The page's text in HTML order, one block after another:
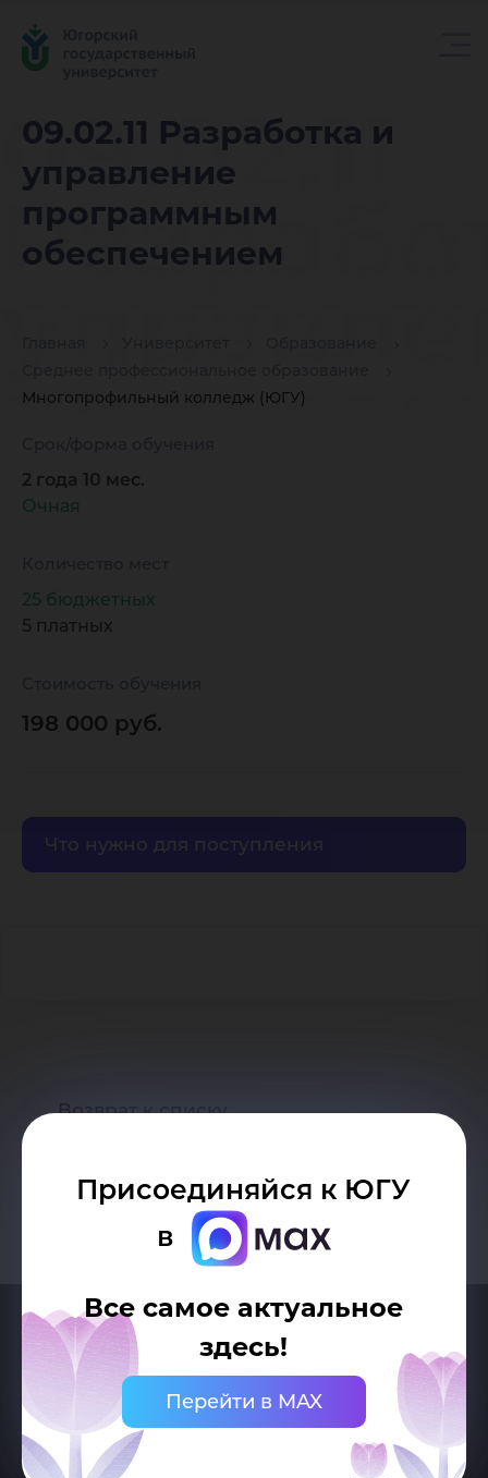
09.02.11 Разработка и
управление
программным
обеспечением
Многопрофильный колледж (ЮГУ)
09.02.11
Присоединяйся к ЮГУ
в
Все самое актуальное
здесь!
Перейти в MAX
2 года 10 мес.
Очная
25 бюджетных
5 платных
198 000 руб.
Что нужно для поступления
Возврат к списку